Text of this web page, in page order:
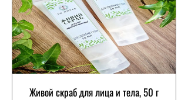
Живой скраб для лица и тела, 50 г